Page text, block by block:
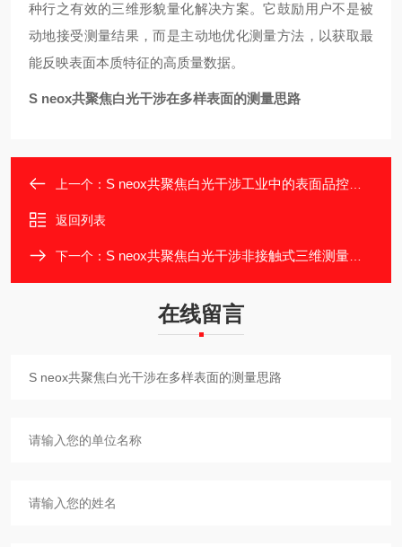
种行之有效的三维形貌量化解决方案。它鼓励用户不是被
动地接受测量结果，而是主动地优化测量方法，以获取最
能反映表面本质特征的高质量数据。
S neox共聚焦白光干涉在多样表面的测量思路
上一个： S neox共聚焦白光干涉工业中的表面品控助手
返回列表
下一个： S neox共聚焦白光干涉非接触式三维测量特点
在线留言